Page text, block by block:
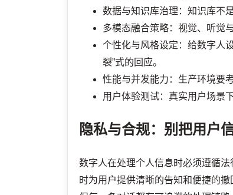
数据与知识库治理：知识库不
多模态融合策略：视觉、听觉
个性化与风格设定：给数字人
裂”式的回应。
性能与并发能力：生产环境要
用户体验测试：真实用户场景
隐私与合规：别把用户
数字人在处理个人信息时必须遵循
时为用户提供清晰的告知和便捷的